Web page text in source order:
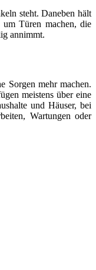
steht. Daneben hält
Türen machen, die
annimmt.
Sorgen mehr machen.
meistens über eine
und Häuser, bei
Wartungen oder